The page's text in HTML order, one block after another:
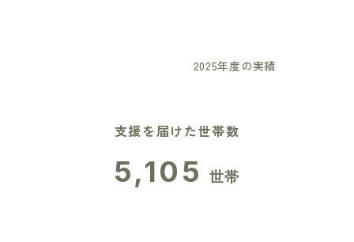
2025年度の実績
支援を届けた世帯数
5,105 世帯